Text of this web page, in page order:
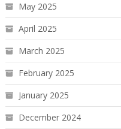
May 2025
April 2025
March 2025
February 2025
January 2025
December 2024